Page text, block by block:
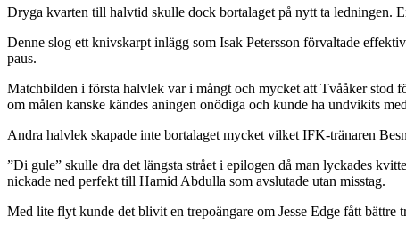
Dryga kvarten till halvtid skulle dock bortalaget på nytt ta ledningen.
Denne slog ett knivskarpt inlägg som Isak Petersson förvaltade
paus.
Matchbilden i första halvlek var i mångt och mycket att Tvååker stod
om målen kanske kändes aningen onödiga och kunde ha undvikits
Andra halvlek skapade inte bortalaget mycket vilket IFK-tränaren
”Di gule” skulle dra det längsta strået i epilogen då man lyckades
nickade ned perfekt till Hamid Abdulla som avslutade utan misstag.
Med lite flyt kunde det blivit en trepoängare om Jesse Edge fått